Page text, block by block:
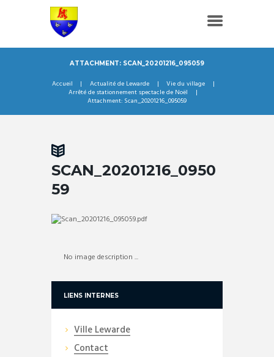
ATTACHMENT: SCAN_20201216_095059
Accueil Actualité de Lewarde
Vie du village
Arrêté de stationnement spectacle de Noël
Attachment: Scan_20201216_095059
SCAN_20201216_0950
59
No image description ...
LIENS INTERNES
Ville Lewarde
Contact